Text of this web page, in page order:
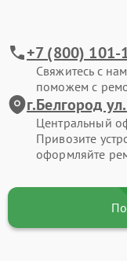
+7 (800) 101-
Свяжитесь с
поможем с
г.Белгород
Центральный
Привозите
оформляйте